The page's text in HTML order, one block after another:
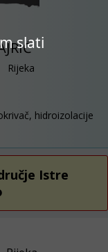
slati
Rijeka
hidroizolacije
Istre